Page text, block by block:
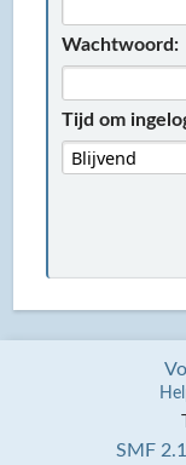
Wachtwoord:
Tijd om
SMF